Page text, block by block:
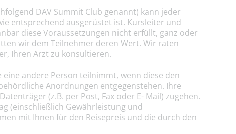
DAV Summit Club genannt) kann jeder
entsprechend ausgerüstet ist. Kursleiter und
diese Voraussetzungen nicht erfüllt, ganz oder
wir dem Teilnehmer deren Wert. Wir raten
Ihren Arzt zu konsultieren.
eine andere Person teilnimmt, wenn diese den
Anordnungen entgegenstehen. Ihre
(z.B. per Post, Fax oder E- Mail) zugehen.
(einschließlich Gewährleistung und
mit Ihnen für den Reisepreis und die durch den